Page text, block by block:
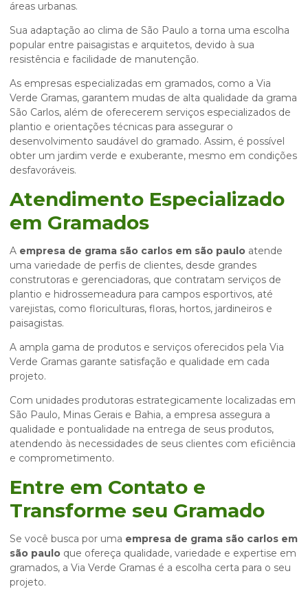
áreas urbanas.
Sua adaptação ao clima de São Paulo a torna uma escolha
popular entre paisagistas e arquitetos, devido à sua
resistência e facilidade de manutenção.
As empresas especializadas em gramados, como a Via
Verde Gramas, garantem mudas de alta qualidade da grama
São Carlos, além de oferecerem serviços especializados de
plantio e orientações técnicas para assegurar o
desenvolvimento saudável do gramado. Assim, é possível
obter um jardim verde e exuberante, mesmo em condições
desfavoráveis.
Atendimento Especializado
em Gramados
A empresa de grama são carlos em são paulo atende
uma variedade de perfis de clientes, desde grandes
construtoras e gerenciadoras, que contratam serviços de
plantio e hidrossemeadura para campos esportivos, até
varejistas, como floriculturas, floras, hortos, jardineiros e
paisagistas.
A ampla gama de produtos e serviços oferecidos pela Via
Verde Gramas garante satisfação e qualidade em cada
projeto.
Com unidades produtoras estrategicamente localizadas em
São Paulo, Minas Gerais e Bahia, a empresa assegura a
qualidade e pontualidade na entrega de seus produtos,
atendendo às necessidades de seus clientes com eficiência
e comprometimento.
Entre em Contato e
Transforme seu Gramado
Se você busca por uma empresa de grama são carlos em
são paulo que ofereça qualidade, variedade e expertise em
gramados, a Via Verde Gramas é a escolha certa para o seu
projeto.